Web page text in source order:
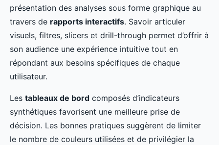
présentation des analyses sous forme graphique au
travers de rapports interactifs. Savoir articuler
visuels, filtres, slicers et drill-through permet d’offrir à
son audience une expérience intuitive tout en
répondant aux besoins spécifiques de chaque
utilisateur.
Les tableaux de bord composés d’indicateurs
synthétiques favorisent une meilleure prise de
décision. Les bonnes pratiques suggèrent de limiter
le nombre de couleurs utilisées et de privilégier la